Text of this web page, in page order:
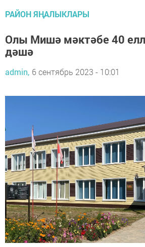
РАЙОН ЯҢАЛЫКЛАРЫ
Олы Мишә мәктәбе 40
дәшә
admin, 6 сентябрь 2023 - 10:01